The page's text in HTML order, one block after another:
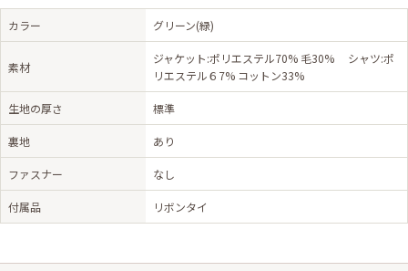
カラー グリーン(緑)
素材
ジャケット:ポリエステル70% 毛30% シャツ:ポ
リエステル６7% コットン33%
生地の厚さ 標準
裏地 あり
ファスナー なし
付属品 リボンタイ